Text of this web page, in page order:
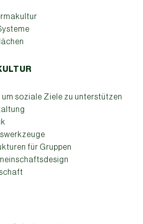
soziale Ziele zu unterstützen
für Gruppen